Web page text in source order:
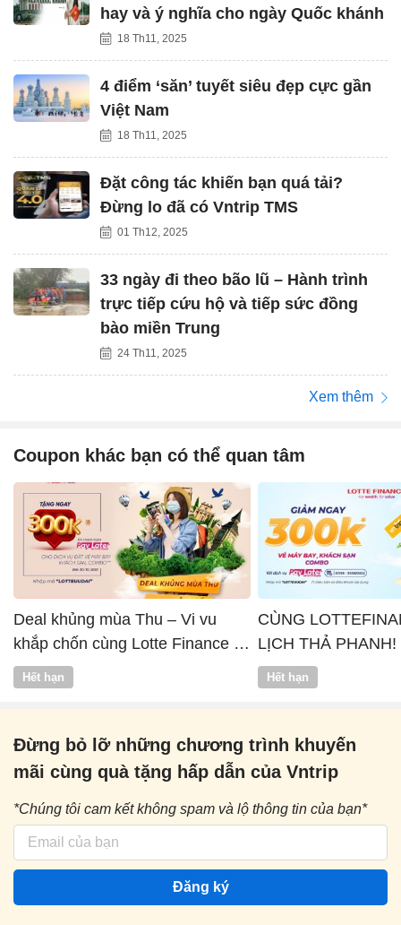
hay và ý nghĩa cho ngày Quốc khánh
18 Th11, 2025
4 điểm ‘săn’ tuyết siêu đẹp cực gần
Việt Nam
18 Th11, 2025
Đặt công tác khiến bạn quá tải?
Đừng lo đã có Vntrip TMS
01 Th12, 2025
33 ngày đi theo bão lũ – Hành trình
trực tiếp cứu hộ và tiếp sức đồng
bào miền Trung
24 Th11, 2025
Xem thêm
Coupon khác bạn có thể quan tâm
Deal khủng mùa Thu – Vi vu
khắp chốn cùng Lotte Finance x
Vntrip
Hết hạn
CÙNG
LỊCH THẢ PHANH!
Hết hạn
Đừng bỏ lỡ những chương trình khuyến
mãi cùng quà tặng hấp dẫn của Vntrip
*Chúng tôi cam kết không spam và lộ thông tin của bạn*
Đăng ký